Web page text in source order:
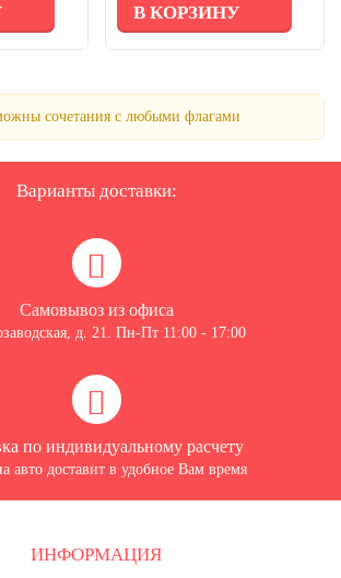
В КОРЗИНУ
сочетания с любыми флагами
Варианты доставки:
Самовывоз из офиса
д. 21. Пн-Пт 11:00 - 17:00
по индивидуальному расчету
авто доставит в удобное Вам время
ИНФОРМАЦИЯ